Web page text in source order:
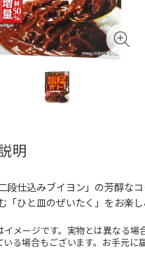
明
二段仕込みブイヨン」の芳醇な
「ひと皿のぜいたく」をお楽し
メージです。実物とは異なる場
いる場合もございます。お手元に